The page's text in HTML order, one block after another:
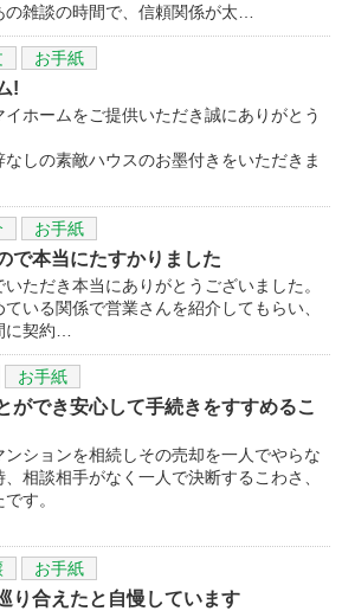
雑談の時間で、信頼関係が太…
お手紙
!
ホームをご提供いただき誠にありがとう
しの素敵ハウスのお墨付きをいただきま
お手紙
で本当にたすかりました
ただき本当にありがとうございました。
いる関係で営業さんを紹介してもらい、
に契約…
お手紙
ができ安心して手続きをすすめるこ
ションを相続しその売却を一人でやらな
相談相手がなく一人で決断するこわさ、
す。
お手紙
り合えたと自慢しています